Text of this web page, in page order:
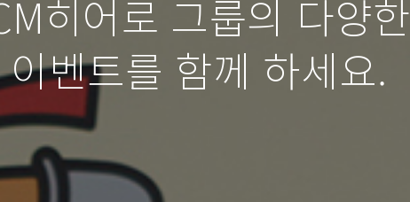
히어로 그룹의 다양한
이벤트를 함께 하세요.